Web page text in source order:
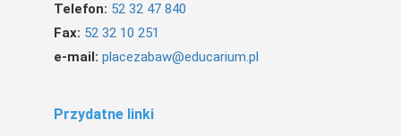
Telefon: 52 32 47 840
Fax: 52 32 10 251
e-mail: placezabaw@educarium.pl
Przydatne linki